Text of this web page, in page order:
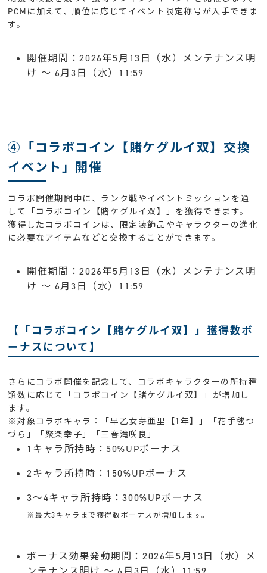
PCMに加えて、順位に応じてイベント限定称号が入手できま
す。
開催期間：2026年5月13日（水）メンテナンス明
け 〜 6月3日（水）11:59
④「コラボコイン【賭ケグルイ双】交換
イベント」開催
コラボ開催期間中に、ランク戦やイベントミッションを通
して「コラボコイン【賭ケグルイ双】」を獲得できます。
獲得したコラボコインは、限定装飾品やキャラクターの進化
に必要なアイテムなどと交換することができます。
開催期間：2026年5月13日（水）メンテナンス明
け 〜 6月3日（水）11:59
【「コラボコイン【賭ケグルイ双】」獲得数ボ
ーナスについて】
さらにコラボ開催を記念して、コラボキャラクターの所持種
類数に応じて「コラボコイン【賭ケグルイ双】」が増加し
ます。
※対象コラボキャラ：「早乙女芽亜里【1年】」「花手毬つ
づら」「聚楽幸子」「三春滝咲良」
1キャラ所持時：50%UPボーナス
2キャラ所持時：150%UPボーナス
3～4キャラ所持時：300%UPボーナス
※最大3キャラまで獲得数ボーナスが増加します。
ボーナス効果発動期間：2026年5月13日（水）メ